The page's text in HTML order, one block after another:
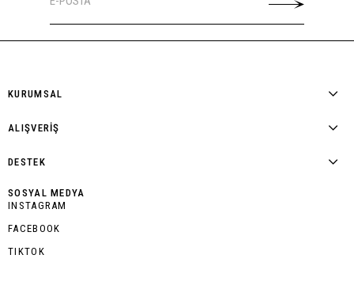
KURUMSAL
ALIŞVERİŞ
DESTEK
SOSYAL MEDYA
INSTAGRAM
FACEBOOK
TIKTOK